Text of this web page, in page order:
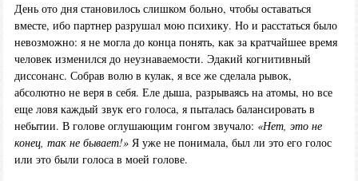
День ото дня становилось слишком больно, чтобы оставаться
вместе, ибо партнер разрушал мою психику. Но и расстаться было
невозможно: я не могла до конца понять, как за кратчайшее время
человек изменился до неузнаваемости. Эдакий когнитивный
диссонанс. Собрав волю в кулак, я все же сделала рывок,
абсолютно не веря в себя. Еле дыша, разрываясь на атомы, но все
еще ловя каждый звук его голоса, я пыталась балансировать в
небытии. В голове оглушающим гонгом звучало: «Нет, это не
конец, так не бывает!»Я уже не понимала, был ли это его голос
или это были голоса в моей голове.